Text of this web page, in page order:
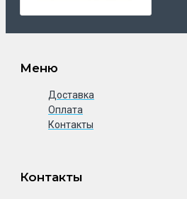
Меню
Доставка
Оплата
Контакты
Контакты